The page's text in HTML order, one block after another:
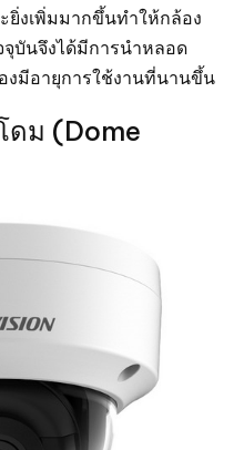
งเพิ่มมากขึ้นทำให้กล้อง
บันจึงได้มีการนำหลอด
งมีอายุการใช้งานที่นานขึ้น
ดม (Dome